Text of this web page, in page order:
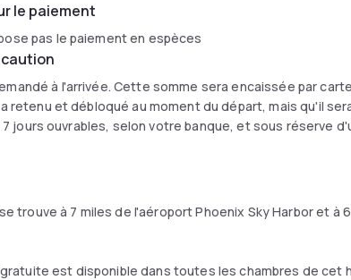
le paiement
pas le paiement en espèces
à l'arrivée. Cette somme sera encaissée par
retenu et débloqué au moment du départ, mais qu'il
jours ouvrables, selon votre banque, et sous réserve
trouve à 7 miles de l'aéroport Phoenix Sky Harbor et à 6
est disponible dans toutes les chambres de cet